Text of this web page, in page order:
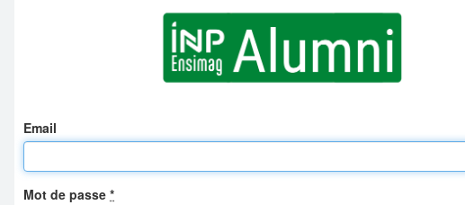
Email
Mot de passe *